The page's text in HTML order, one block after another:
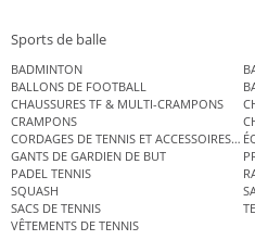
Sports de balle
BADMINTON
BALLONS DE FOOTBALL
CHAUSSURES TF & MULTI-CRAMPONS
CRAMPONS
CORDAGES DE TENNIS ET ACCESSOIRES DE
GANTS DE GARDIEN DE BUT
PADEL TENNIS
SQUASH
SACS DE TENNIS
VÊTEMENTS DE TENNIS